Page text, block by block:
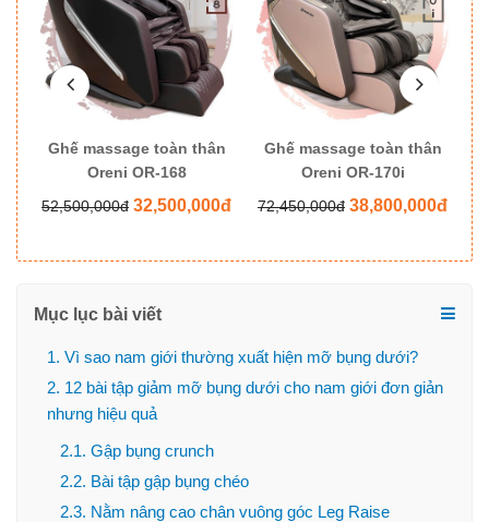
Ghế massage toàn thân
Oreni OR-168
52,500,000đ 32,500,000đ
Ghế massage toàn thân
Oreni OR-170i
72,450,000đ 38,800,000đ
Mục lục bài viết
1. Vì sao nam giới thường xuất hiện mỡ bụng dưới?
2. 12 bài tập giảm mỡ bụng dưới cho nam giới đơn giản
nhưng hiệu quả
2.1. Gập bụng crunch
2.2. Bài tập gập bụng chéo
2.3. Nằm nâng cao chân vuông góc Leg Raise